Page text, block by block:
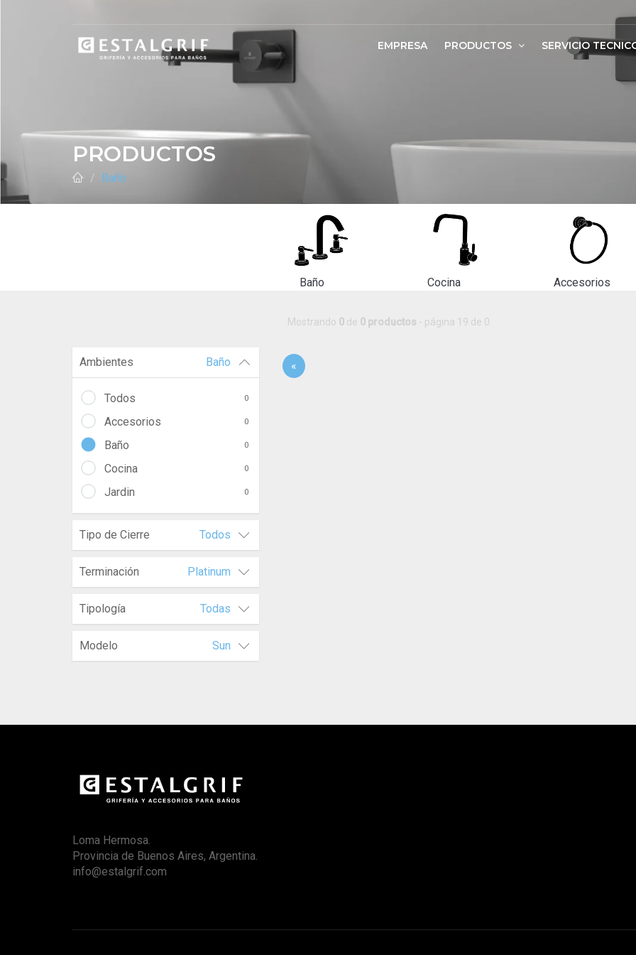
EMPRESA PRODUCTOS SERVICIO
PRODUCTOS
Baño
Baño Cocina Accesorios
Ambientes Baño
Todos 0
Accesorios 0
Baño 0
Cocina 0
Jardin 0
Tipo de Cierre Todos
Terminación Platinum
Tipología Todas
Modelo Sun
Mostrando 0de 0 productos - página 19 de 0
«
Loma Hermosa.
Provincia de Buenos Aires, Argentina.
info@estalgrif.com